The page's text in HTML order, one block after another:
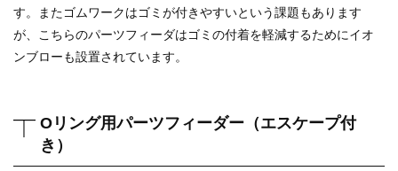
す。またゴムワークはゴミが付きやすいという課題もあります
が、こちらのパーツフィーダはゴミの付着を軽減するためにイオ
ンブローも設置されています。
Oリング用パーツフィーダー（エスケープ付
き）